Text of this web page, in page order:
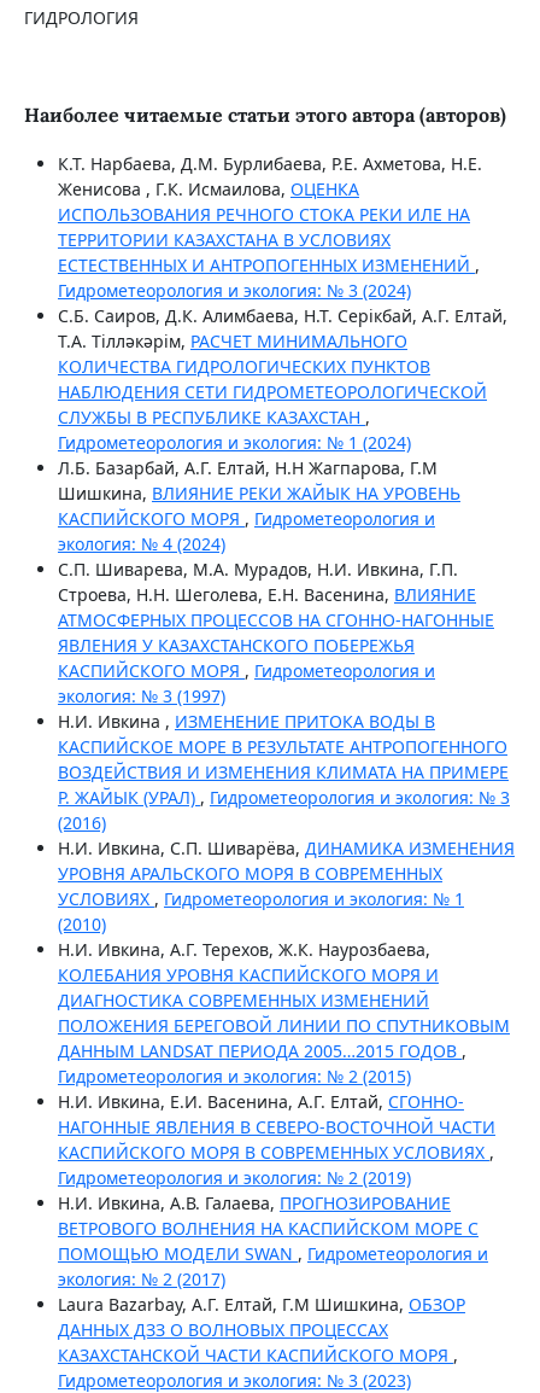
ГИДРОЛОГИЯ
Наиболее читаемые статьи этого автора (авторов)
К.Т. Нарбаева, Д.М. Бурлибаева, Р.Е. Ахметова, Н.Е.
Женисова , Г.К. Исмаилова, ОЦЕНКА
ИСПОЛЬЗОВАНИЯ РЕЧНОГО СТОКА РЕКИ ИЛЕ НА
ТЕРРИТОРИИ КАЗАХСТАНА В УСЛОВИЯХ
ЕСТЕСТВЕННЫХ И АНТРОПОГЕННЫХ ИЗМЕНЕНИЙ ,
Гидрометеорология и экология: № 3 (2024)
C.Б. Саиров, Д.К. Алимбаева, Н.Т. Серікбай, А.Г. Елтай,
Т.А. Тілләкәрім, РАСЧЕТ МИНИМАЛЬНОГО
КОЛИЧЕСТВА ГИДРОЛОГИЧЕСКИХ ПУНКТОВ
НАБЛЮДЕНИЯ СЕТИ ГИДРОМЕТЕОРОЛОГИЧЕСКОЙ
СЛУЖБЫ В РЕСПУБЛИКЕ КАЗАХСТАН ,
Гидрометеорология и экология: № 1 (2024)
Л.Б. Базарбай, А.Г. Елтай, Н.Н Жагпарова, Г.М
Шишкина, ВЛИЯНИЕ РЕКИ ЖАЙЫК НА УРОВЕНЬ
КАСПИЙСКОГО МОРЯ , Гидрометеорология и
экология: № 4 (2024)
С.П. Шиварева, М.А. Мурадов, Н.И. Ивкина, Г.П.
Строева, Н.Н. Шеголева, Е.Н. Васенина, ВЛИЯНИЕ
АТМОСФЕРНЫХ ПРОЦЕССОВ НА СГОННО-НАГОННЫЕ
ЯВЛЕНИЯ У КАЗАХСТАНСКОГО ПОБЕРЕЖЬЯ
КАСПИЙСКОГО МОРЯ , Гидрометеорология и
экология: № 3 (1997)
Н.И. Ивкина , ИЗМЕНЕНИЕ ПРИТОКА ВОДЫ В
КАСПИЙСКОЕ МОРЕ В РЕЗУЛЬТАТЕ АНТРОПОГЕННОГО
ВОЗДЕЙСТВИЯ И ИЗМЕНЕНИЯ КЛИМАТА НА ПРИМЕРЕ
Р. ЖАЙЫК (УРАЛ) , Гидрометеорология и экология: № 3
(2016)
Н.И. Ивкина, С.П. Шиварёва, ДИНАМИКА ИЗМЕНЕНИЯ
УРОВНЯ АРАЛЬСКОГО МОРЯ В СОВРЕМЕННЫХ
УСЛОВИЯХ , Гидрометеорология и экология: № 1
(2010)
Н.И. Ивкина, А.Г. Терехов, Ж.К. Наурозбаева,
КОЛЕБАНИЯ УРОВНЯ КАСПИЙСКОГО МОРЯ И
ДИАГНОСТИКА СОВРЕМЕННЫХ ИЗМЕНЕНИЙ
ПОЛОЖЕНИЯ БЕРЕГОВОЙ ЛИНИИ ПО СПУТНИКОВЫМ
ДАННЫМ LANDSAT ПЕРИОДА 2005…2015 ГОДОВ ,
Гидрометеорология и экология: № 2 (2015)
Н.И. Ивкина, Е.И. Васенина, А.Г. Елтай, СГОННО-
НАГОННЫЕ ЯВЛЕНИЯ В СЕВЕРО-ВОСТОЧНОЙ ЧАСТИ
КАСПИЙСКОГО МОРЯ В СОВРЕМЕННЫХ УСЛОВИЯХ ,
Гидрометеорология и экология: № 2 (2019)
Н.И. Ивкина, А.В. Галаева, ПРОГНОЗИРОВАНИЕ
ВЕТРОВОГО ВОЛНЕНИЯ НА КАСПИЙСКОМ МОРЕ С
ПОМОЩЬЮ МОДЕЛИ SWAN , Гидрометеорология и
экология: № 2 (2017)
Laura Bazarbay, А.Г. Елтай, Г.М Шишкина, ОБЗОР
ДАННЫХ ДЗЗ О ВОЛНОВЫХ ПРОЦЕССАХ
КАЗАХСТАНСКОЙ ЧАСТИ КАСПИЙСКОГО МОРЯ ,
Гидрометеорология и экология: № 3 (2023)